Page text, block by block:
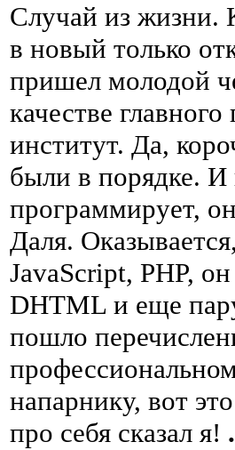
Случай из жизни.
в новый только
пришел молодой
качестве
институт. Да,
были в порядке. И
программирует,
Даля.
JavaScript, PHP,
DHTML и еще
пошло
напарнику, вот
про себя сказал я!